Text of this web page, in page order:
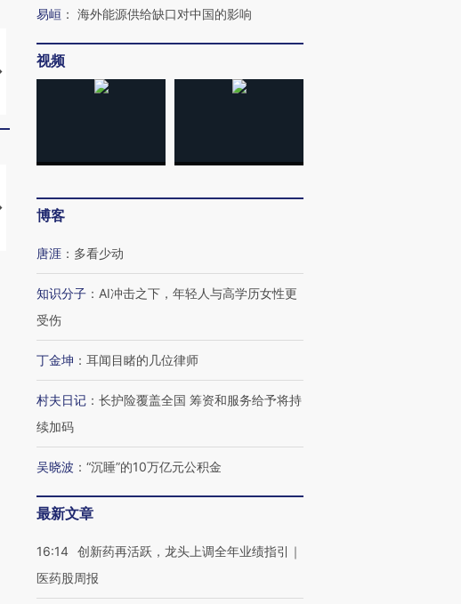
视线｜“入侵”还是“人道危
机”？难民潮撕裂西班牙
128毫米 紧急转移近
【推广】走进第四届链博
会，让数智科技“链”接产
易峘 ： 海外能源供给缺口对中国的影响
视频
博客
唐涯 ： 多看少动
知识分子 ： AI冲击之下，年轻人与高学历女性更
受伤
丁金坤 ： 耳闻目睹的几位律师
村夫日记 ： 长护险覆盖全国 筹资和服务给予将持
续加码
吴晓波 ： “沉睡”的10万亿元公积金
最新文章
16:14 创新药再活跃，龙头上调全年业绩指引｜
医药股周报